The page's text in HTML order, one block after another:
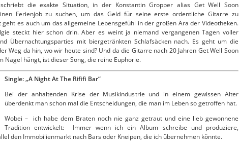
die exakte Situation, in der Konstantin Gropper alias Get Well Soon
Ferienjob zu suchen, um das Geld für seine erste ordentliche Gitarre zu
geht es auch um das allgemeine Lebensgefühl in der großen Ära der Videotheken.
steckt hier schon drin. Aber es weint ja niemand vergangenen Tagen voller
Übernachtungsparties mit biergetränkten Schlafsäcken nach. Es geht um die
Weg da hin, wo wir heute sind? Und da die Gitarre nach 20 Jahren Get Well Soon
Nagel hängt, ist dieser Song, die reine Euphorie.
Single: „A Night At The Rififi Bar“
Bei der anhaltenden Krise der Musikindustrie und in einem gewissen Alter
überdenkt man schon mal die Entscheidungen, die man im Leben so getroffen hat.
Wobei – ich habe dem Braten noch nie ganz getraut und eine lieb gewonnene
Tradition entwickelt: Immer wenn ich ein Album schreibe und produziere,
den Immobilienmarkt nach Bars oder Kneipen, die ich übernehmen könnte.